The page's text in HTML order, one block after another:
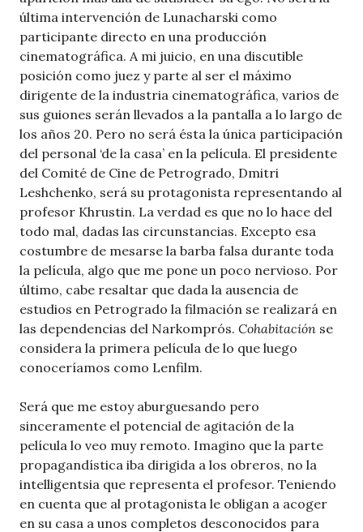
última intervención de Lunacharski como
participante directo en una producción
cinematográfica. A mi juicio, en una discutible
posición como juez y parte al ser el máximo
dirigente de la industria cinematográfica, varios de
sus guiones serán llevados a la pantalla a lo largo de
los años 20. Pero no será ésta la única participación
del personal ‘de la casa’ en la película. El presidente
del Comité de Cine de Petrogrado, Dmitri
Leshchenko, será su protagonista representando al
profesor Khrustin. La verdad es que no lo hace del
todo mal, dadas las circunstancias. Excepto esa
costumbre de mesarse la barba falsa durante toda
la película, algo que me pone un poco nervioso. Por
último, cabe resaltar que dada la ausencia de
estudios en Petrogrado la filmación se realizará en
las dependencias del Narkomprós. Cohabitación se
considera la primera película de lo que luego
conoceríamos como Lenfilm.
Será que me estoy aburguesando pero
sinceramente el potencial de agitación de la
película lo veo muy remoto. Imagino que la parte
propagandística iba dirigida a los obreros, no la
intelligentsia que representa el profesor. Teniendo
en cuenta que al protagonista le obligan a acoger
en su casa a unos completos desconocidos para